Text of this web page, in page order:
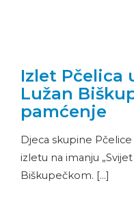
Izlet Pčelica
Lužan
pamćenje
Djeca skupine
izletu na imanju
Biškupečkom. […]